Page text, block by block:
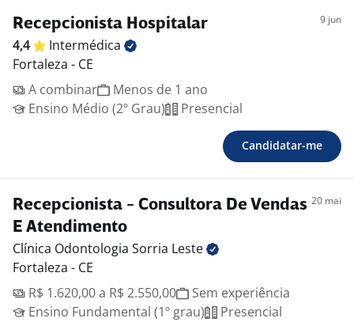
Recepcionista Hospitalar 9 jun
4,4
Intermédica
Fortaleza - CE
A combinar
Menos de 1 ano
Ensino Médio (2º Grau)
Presencial
Candidatar-me
Recepcionista - Consultora De Vendas
E Atendimento
20 mai
Clínica Odontologia Sorria Leste
Fortaleza - CE
R$ 1.620,00 a R$ 2.550,00
Sem experiência
Ensino Fundamental (1º grau)
Presencial